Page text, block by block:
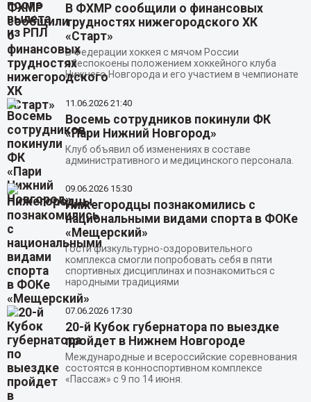
В ФХМР сообщили о финансовых
трудностях нижегородского ХК
«Старт»
В Федерации хоккея с мячом России
обеспокоены положением хоккейного клуба
Нижнего Новгорода и его участием в чемпионате
11.06.2026 21:40
Восемь сотрудников покинули ФК
«Пари Нижний Новгород»
Клуб объявил об изменениях в составе
административного и медицинского персонала.
09.06.2026 15:30
Нижегородцы познакомились с
национальными видами спорта в ФОКе
«Мещерский»
Гости физкультурно-оздоровительного
комплекса смогли попробовать себя в пяти
спортивных дисциплинах и познакомиться с
народными традициями
07.06.2026 17:30
20-й Кубок губернатора по выездке
пройдет в Нижнем Новгороде
Международные и всероссийские соревнования
состоятся в конноспортивном комплексе
«Пассаж» с 9 по 14 июня.